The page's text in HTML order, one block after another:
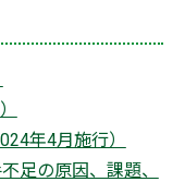
年4月施行）
足の原因、課題、